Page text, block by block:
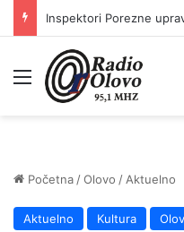
Meni
Početna /Olovo / Aktuelno
Aktuelno Kultura